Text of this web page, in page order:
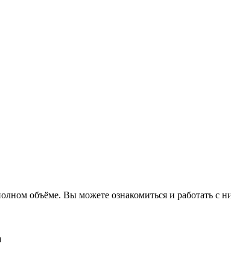
объёме. Вы можете ознакомиться и работать с